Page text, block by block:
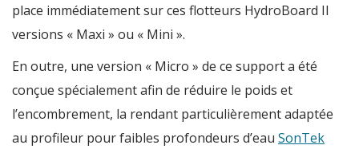
place immédiatement sur ces flotteurs HydroBoard II
versions « Maxi » ou « Mini ».
En outre, une version « Micro » de ce support a été
conçue spécialement afin de réduire le poids et
l’encombrement, la rendant particulièrement adaptée
au profileur pour faibles profondeurs d’eau SonTek